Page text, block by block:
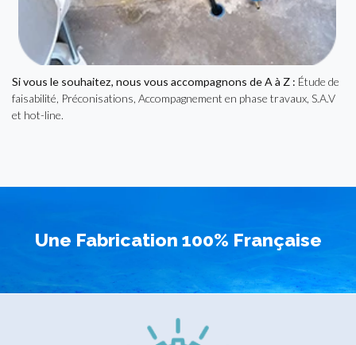
Si vous le souhaitez, nous vous accompagnons de A à Z : Étude de
faisabilité, Préconisations, Accompagnement en phase travaux, S.A.V
et hot-line.
Une Fabrication 100% Française